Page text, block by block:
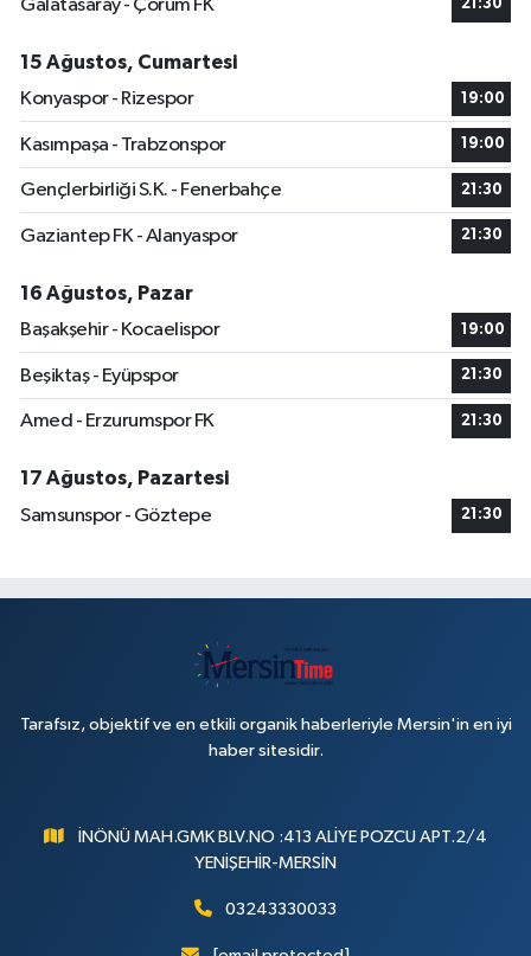
Galatasaray - Çorum FK
21:30
15 Ağustos, Cumartesi
Konyaspor - Rizespor
19:00
Kasımpaşa - Trabzonspor 19:00
Gençlerbirliği S.K. - Fenerbahçe 21:30
Gaziantep FK - Alanyaspor 21:30
16 Ağustos, Pazar
Başakşehir - Kocaelispor
19:00
Beşiktaş - Eyüpspor 21:30
Amed - Erzurumspor FK 21:30
17 Ağustos, Pazartesi
Samsunspor - Göztepe
21:30
Tarafsız, objektif ve en etkili organik haberleriyle Mersin'in en iyi
haber sitesidir.
İNÖNÜ MAH.GMK BLV.NO :413 ALİYE POZCU APT.2/4
YENİŞEHİR-MERSİN
03243330033